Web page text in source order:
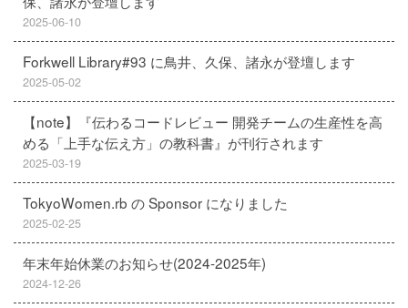
2025-06-10
Forkwell Library#93 に鳥井、久保、諸永が登壇します
2025-05-02
【note】『伝わるコードレビュー 開発チームの生産性を高
める「上手な伝え方」の教科書』が刊行されます
2025-03-19
TokyoWomen.rb の Sponsor になりました
2025-02-25
年末年始休業のお知らせ(2024-2025年)
2024-12-26